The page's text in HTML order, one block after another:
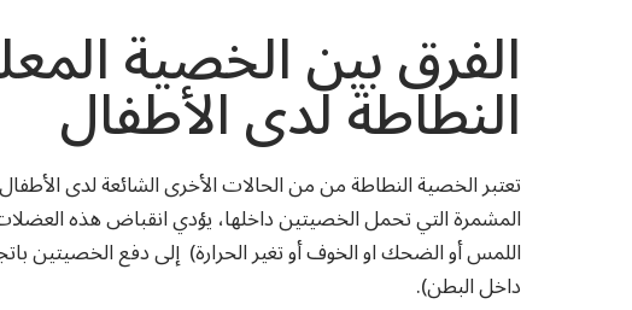
الفرق بين الخصية
النطاطة لدى الأطفال
تعتبر الخصية النطاطة من من الحالات الأخرى الشائعة لدى
المشمرة التي تحمل الخصيتين داخلها، يؤدي انقباض هذه
اللمس أو الضحك او الخوف أو تغير الحرارة) إلى دفع الخصيتين
داخل البطن).